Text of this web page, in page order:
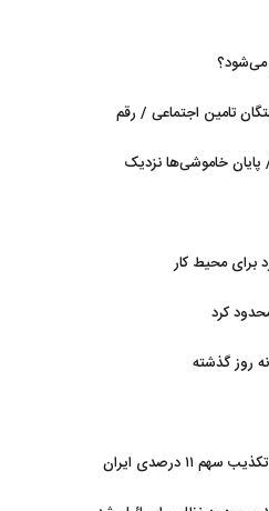
می‌شود؟
تامین اجتماعی / رقم
خاموشی‌ها نزدیک
برای محیط کار
کرد
عراقچی: توافق با عمان نزدیک است/ تکذیب سهم ۱۱ درصدی ایران